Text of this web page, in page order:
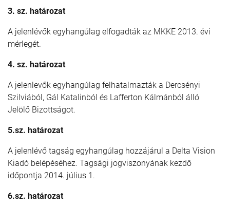
3. sz. határozat
A jelenlévők egyhangúlag elfogadták az MKKE 2013. évi
mérlegét.
4. sz. határozat
A jelenlevők egyhangúlag felhatalmazták a Dercsényi
Szilviából, Gál Katalinból és Lafferton Kálmánból álló
Jelölő Bizottságot.
5.sz. határozat
A jelenlévő tagság egyhangúlag hozzájárul a Delta Vision
Kiadó belépéséhez. Tagsági jogviszonyának kezdő
időpontja 2014. július 1.
6.sz. határozat